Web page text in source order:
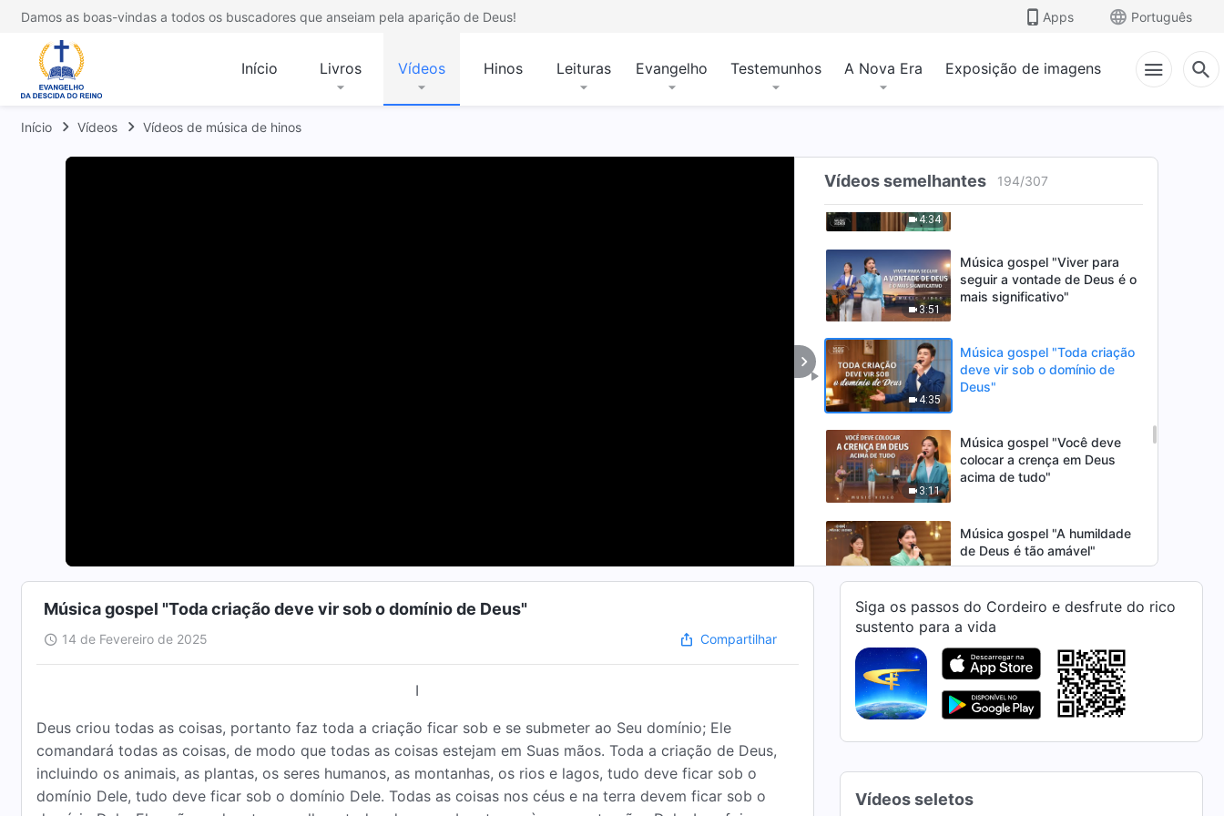
Damos as boas-vindas a todos os buscadores que anseiam pela aparição de Deus! Apps Português
Início Livros Vídeos Hinos Leituras Evangelho Testemunhos A Nova Era Exposição de imagens
Início Vídeos Vídeos de música de hinos
Vídeos semelhantes 194/307
aqueles que O ouvem e se
submetem a Ele"
Música gospel "A
4:34
resistência dos fariseus a
Jesus"
3:51
Música gospel "Viver para
seguir a vontade de Deus é o
mais significativo"
4:35
Música gospel "Toda criação
deve vir sob o domínio de
Deus"
3:11
Música gospel "Você deve
colocar a crença em Deus
acima de tudo"
5:42
Música gospel "A humildade
de Deus é tão amável"
4:50
Música gospel "O status e a
Música gospel "Quando o
Música gospel "Como ser
Música gospel "Toda criação deve vir sob o domínio de Deus"
14 de Fevereiro de 2025 Compartilhar
I
Deus criou todas as coisas, portanto faz toda a criação ficar sob e se submeter ao Seu domínio; Ele
comandará todas as coisas, de modo que todas as coisas estejam em Suas mãos. Toda a criação de Deus,
incluindo os animais, as plantas, os seres humanos, as montanhas, os rios e lagos, tudo deve ficar sob o
domínio Dele, tudo deve ficar sob o domínio Dele. Todas as coisas nos céus e na terra devem ficar sob o
Siga os passos do Cordeiro e desfrute do rico
sustento para a vida
Vídeos seletos